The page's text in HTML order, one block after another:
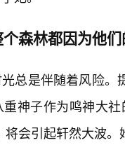
森林都因为他
总是伴随着风险。
神子作为鸣神大
将会引起轩然大波